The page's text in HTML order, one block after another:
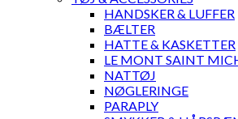
HANDSKER & LUFFER
BÆLTER
HATTE & KASKETTER
LE MONT SAINT
NATTØJ
NØGLERINGE
PARAPLY